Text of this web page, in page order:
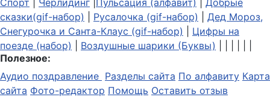
Спорт
Черлидинг Пульсация (алфавит)
Добрые
сказки(gif-набор)
Русалочка (gif-набор)
Дед Мороз,
Снегурочка и Санта-Клаус (gif-набор)
Цифры на
поезде (набор)
Воздушные шарики (Буквы)
Полезное:
Аудио поздравление Разделы сайта По алфавиту Карта
сайта Фото-редактор Помощь Оставить отзыв